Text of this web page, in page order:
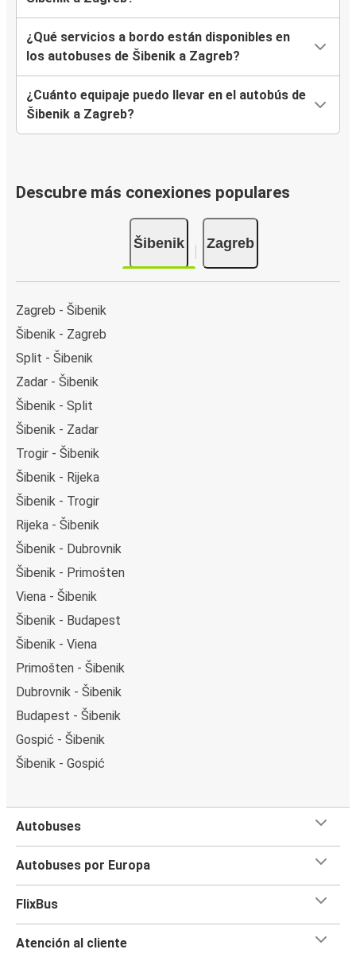
¿Qué servicios a bordo están disponibles en
los autobuses de Šibenik a Zagreb?
¿Cuánto equipaje puedo llevar en el autobús de
Šibenik a Zagreb?
Descubre más conexiones populares
Šibenik Zagreb
Zagreb - Šibenik
Šibenik - Zagreb
Split - Šibenik
Zadar - Šibenik
Šibenik - Split
Šibenik - Zadar
Trogir - Šibenik
Šibenik - Rijeka
Šibenik - Trogir
Rijeka - Šibenik
Šibenik - Dubrovnik
Šibenik - Primošten
Viena - Šibenik
Šibenik - Budapest
Šibenik - Viena
Primošten - Šibenik
Dubrovnik - Šibenik
Budapest - Šibenik
Gospić - Šibenik
Šibenik - Gospić
Autobuses
Autobuses por Europa
FlixBus
Atención al cliente